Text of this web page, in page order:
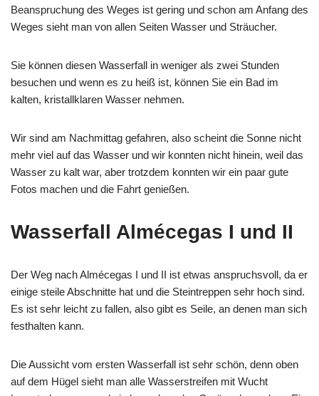
Beanspruchung des Weges ist gering und schon am Anfang des
Weges sieht man von allen Seiten Wasser und Sträucher.
Sie können diesen Wasserfall in weniger als zwei Stunden
besuchen und wenn es zu heiß ist, können Sie ein Bad im
kalten, kristallklaren Wasser nehmen.
Wir sind am Nachmittag gefahren, also scheint die Sonne nicht
mehr viel auf das Wasser und wir konnten nicht hinein, weil das
Wasser zu kalt war, aber trotzdem konnten wir ein paar gute
Fotos machen und die Fahrt genießen.
Wasserfall Almécegas I und II
Der Weg nach Almécegas I und II ist etwas anspruchsvoll, da er
einige steile Abschnitte hat und die Steintreppen sehr hoch sind.
Es ist sehr leicht zu fallen, also gibt es Seile, an denen man sich
festhalten kann.
Die Aussicht vom ersten Wasserfall ist sehr schön, denn oben
auf dem Hügel sieht man alle Wasserstreifen mit Wucht